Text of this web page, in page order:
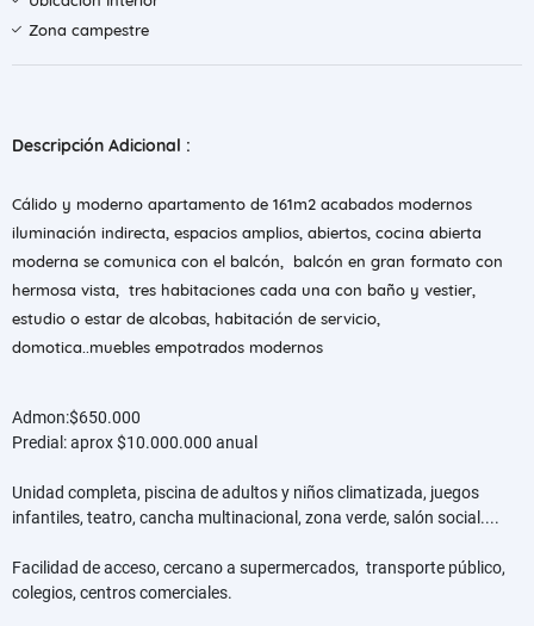
Zona campestre
Descripción Adicional :
Cálido y moderno apartamento de 161m2 acabados modernos
iluminación indirecta, espacios amplios, abiertos, cocina abierta
moderna se comunica con el balcón, balcón en gran formato con
hermosa vista, tres habitaciones cada una con baño y vestier,
estudio o estar de alcobas, habitación de servicio,
domotica..muebles empotrados modernos
Admon:$650.000
Predial: aprox $10.000.000 anual
Unidad completa, piscina de adultos y niños climatizada, juegos
infantiles, teatro, cancha multinacional, zona verde, salón social....
Facilidad de acceso, cercano a supermercados, transporte público,
colegios, centros comerciales.